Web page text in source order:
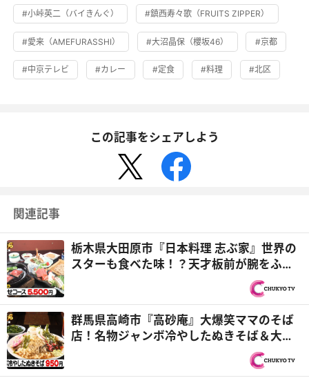
#小峠英二（バイきんぐ） #鎮西寿々歌（FRUITS ZIPPER）
#愛来（AMEFURASSHI） #大沼晶保（櫻坂46） #京都
#中京テレビ #カレー #定食 #料理 #北区
この記事をシェアしよう
関連記事
栃木県大田原市『日本料理 志ぶ家』世界の
スターも食べた味！？天才板前が腕をふる
群馬県高崎市『高砂庵』大爆笑ママのそば
店！名物ジャンボ冷やしたぬきそば＆大雅D